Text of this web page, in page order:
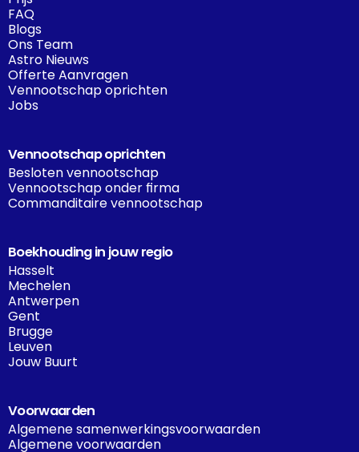
FAQ
Blogs
Ons Team
Astro Nieuws
Offerte Aanvragen
Vennootschap oprichten
Jobs
Vennootschap oprichten
Besloten vennootschap
Vennootschap onder firma
Commanditaire vennootschap
Boekhouding in jouw regio
Hasselt
Mechelen
Antwerpen
Gent
Brugge
Leuven
Jouw Buurt
Voorwaarden
Algemene samenwerkingsvoorwaarden
Algemene voorwaarden